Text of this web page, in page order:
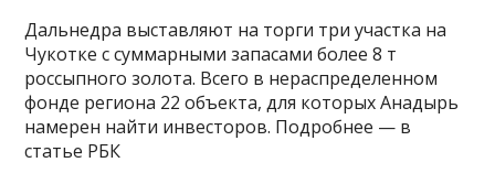
Дальнедра выставляют на торги три участка на
Чукотке с суммарными запасами более 8 т
россыпного золота. Всего в нераспределенном
фонде региона 22 объекта, для которых Анадырь
намерен найти инвесторов. Подробнее — в
статье РБК